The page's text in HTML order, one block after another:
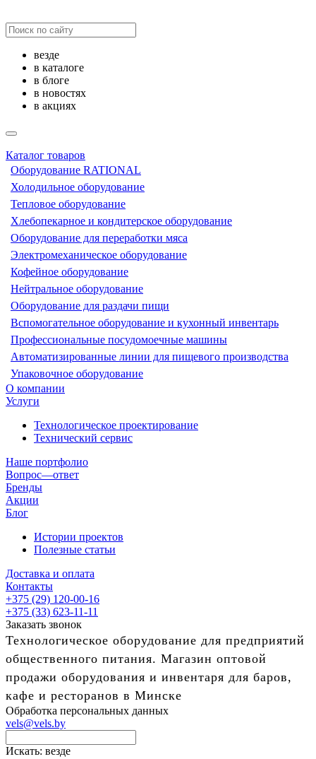
везде
в каталоге
в блоге
в новостях
в акциях
Каталог товаров
Оборудование RATIONAL
Холодильное оборудование
Тепловое оборудование
Хлебопекарное и кондитерское оборудование
Оборудование для переработки мяса
Электромеханическое оборудование
Кофейное оборудование
Нейтральное оборудование
Оборудование для раздачи пищи
Вспомогательное оборудование и кухонный инвентарь
Профессиональные посудомоечные машины
Автоматизированные линии для пищевого производства
Упаковочное оборудование
О компании
Услуги
Технологическое проектирование
Технический сервис
Наше портфолио
Вопрос—ответ
Бренды
Акции
Блог
Истории проектов
Полезные статьи
Доставка и оплата
Контакты
+375 (29) 120-00-16
+375 (33) 623-11-11
Заказать звонок
Технологическое оборудование для предприятий
общественного питания. Магазин оптовой
продажи оборудования и инвентаря для баров,
кафе и ресторанов в Минске
Обработка персональных данных
vels@vels.by
Искать: везде